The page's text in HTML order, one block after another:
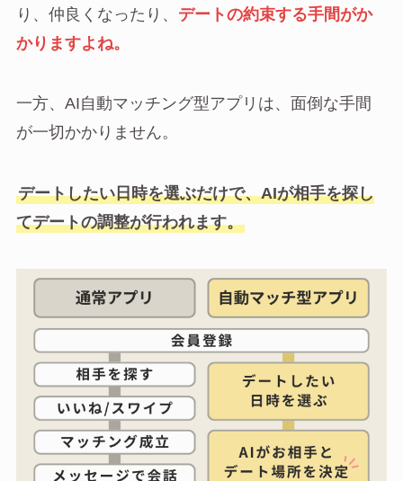
り、仲良くなったり、 デートの約束する手間がか
かりますよね。
一方、AI自動マッチング型アプリは、面倒な手間
が一切かかりません。
デートしたい日時を選ぶだけで、AIが相手を探し
てデートの調整が行われます。